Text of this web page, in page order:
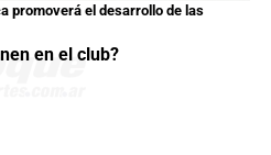
promoverá el desarrollo de las
en el club?